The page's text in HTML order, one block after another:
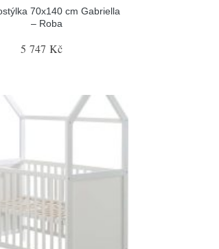
70x140 cm Gabriella
– Roba
5 747 Kč